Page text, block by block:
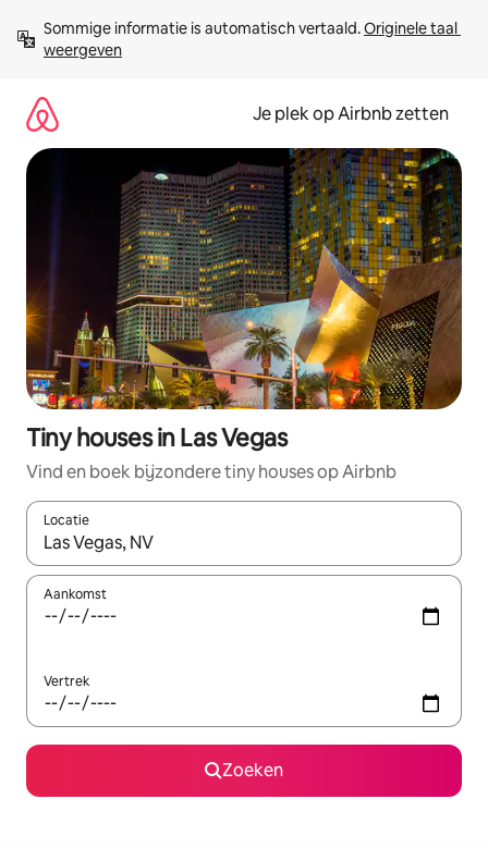
direct
naar
Sommige informatie is automatisch vertaald. Originele taal
weergeven
Je plek op Airbnb zetten
Tiny houses in Las Vegas
Vind en boek bijzondere tiny houses op Airbnb
Locatie
Wanneer er resultaten beschikbaar zijn, maak je een keuze
Aankomst
Vertrek
Zoeken